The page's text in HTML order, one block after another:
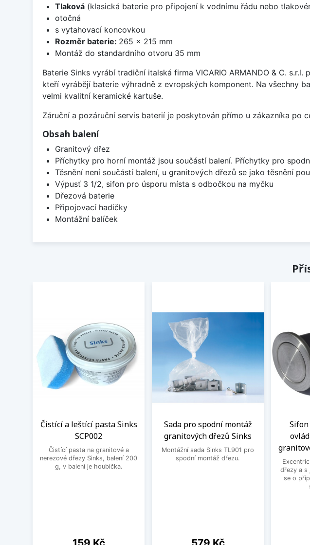
Tlaková(klasická baterie pro připojení k vodnímu řádu nebo
otočná
s vytahovací koncovkou
Rozměr baterie: 265 x 215 mm
Montáž do standardního otvoru 35 mm
Baterie Sinks vyrábí tradiční italská firma VICARIO ARMANDO & C.
kteří vyrábějí baterie výhradně z evropských komponent. Na všechny
velmi kvalitní keramické kartuše.
Záruční a pozáruční servis baterií je poskytován přímo u zákazníka po
Obsah balení
Granitový dřez
Příchytky pro horní montáž jsou součástí balení. Příchytky pro
Těsnění není součástí balení, u granitových dřezů se jako těsnění
Výpusť 3 1/2, sifon pro úsporu místa s odbočkou na myčku
Dřezová baterie
Připojovací hadičky
Montážní balíček
Čistící a leštící pasta Sinks
SCP002
Čistící pasta na granitové a
nerezové dřezy Sinks, balení 200
g, v balení je houbička.
Cena
Sada pro spodní montáž
granitových dřezů Sinks
Montážní sada Sinks TL901 pro
spodní montáž dřezu.
Cena
dřezy a s
se o